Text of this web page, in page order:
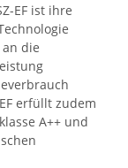
EF ist ihre
die
erfüllt zudem
A++ und